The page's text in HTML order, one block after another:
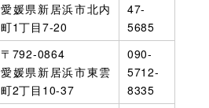
愛媛県新居浜市北内
町1丁目7-20
47-
5685
〒792-0864
愛媛県新居浜市東雲
町2丁目10-37
090-
5712-
8335